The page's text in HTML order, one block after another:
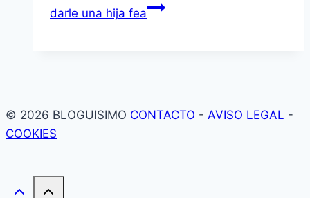
darle una hija fea
© 2026 BLOGUISIMO CONTACTO - AVISO LEGAL -
COOKIES